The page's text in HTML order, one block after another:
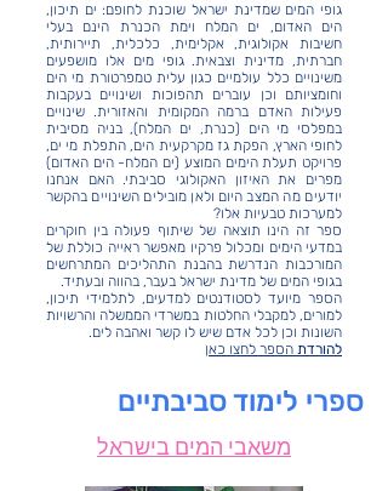
גופי המים שמדינת ישראל שוכנת לחופם: ים תיכון,
הים האדום, ים המלח וימת הכנרת הינם בעלי
חשיבות אקולוגית, אקלימית, כלכלית, תיירותית,
חברתית, מדינית וצבאית. גופי מים אלו מושפעים
משינויים כלל עולמיים כגון עלית טמפרטורת מי הים
וחומציותם וכן עוברים תהפוכות ושינויים בעקבות
פעילות האדם ברמה המקומית והאזורית. שינויים
במפלסי מי הים (כנרת, ים המלח), בניה מסיבית
לחופי הארץ, הפקת גז מקרקעית הים, התפלת מי ים,
פרויקט תעלת הימים המוצע (ים המלח- הים האדום)
מפרים את האיזון האקולוגי סביבתי. האם אנחנו
יודעים מה המצב היום ולאן מובילים השינויים בהקשר
למערכות טבעיות אלו?
ספר זה הינו תוצאה של שיתוף פעולה בין חוקרים
במדעי הימים ומכלול פרקיו מאפשר ראייה כוללת של
המורכבות הנדרשת בהבנת התהליכים המתרחשים
בגופי המים של מדינת ישראל בעבר, בהווה ובעתיד.
הספר מיועד לסטודנטים למדעים, לתלמידי תיכון,
למורים, למקבלי החלטות במשרדי הממשלה והרשויות
השונות וכן לכל אדם שיש לו קשר ואהבה לים.
להורדת הספר לחצו כאן
ספרי לימוד סביבתיים
משאבי המים בישראל